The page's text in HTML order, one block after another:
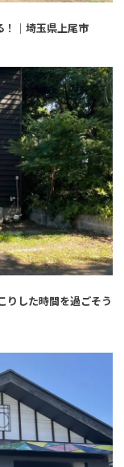
！｜埼玉県上尾市
りした時間を過ごそう